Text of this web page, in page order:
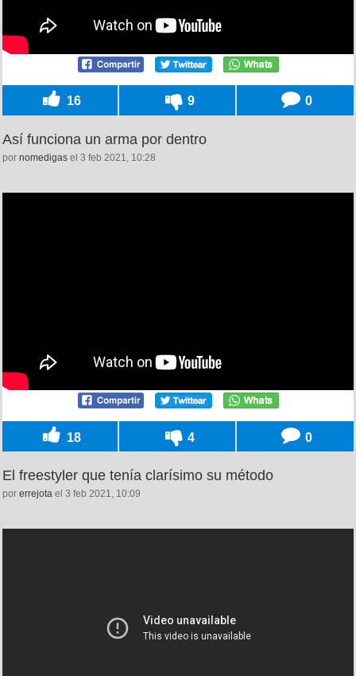
16 9 0
Así funciona un arma por dentro
por nomedigas el 3 feb 2021, 10:28
18 4 0
El freestyler que tenía clarísimo su método
por errejota el 3 feb 2021, 10:09